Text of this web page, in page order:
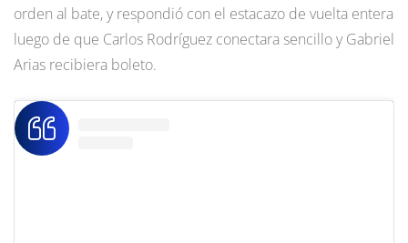
orden al bate, y respondió con el estacazo de vuelta entera
luego de que Carlos Rodríguez conectara sencillo y Gabriel
Arias recibiera boleto.